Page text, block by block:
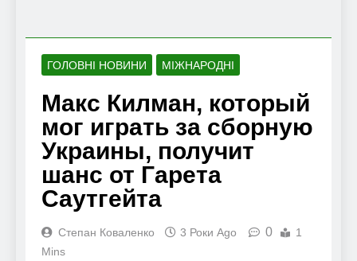
ГОЛОВНІ НОВИНИ МІЖНАРОДНІ
Макс Килман, который
мог играть за сборную
Украины, получит
шанс от Гарета
Саутгейта
Степан Коваленко 3 Роки Ago 0
1
Mins